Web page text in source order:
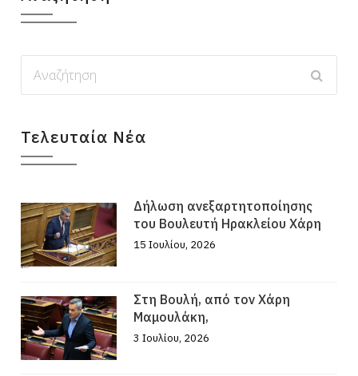
Τελευταία Νέα
Δήλωση ανεξαρτητοποίησης
του Βουλευτή Ηρακλείου Χάρη
15 Ιουλίου, 2026
Στη Βουλή, από τον Χάρη
Μαμουλάκη,
3 Ιουλίου, 2026